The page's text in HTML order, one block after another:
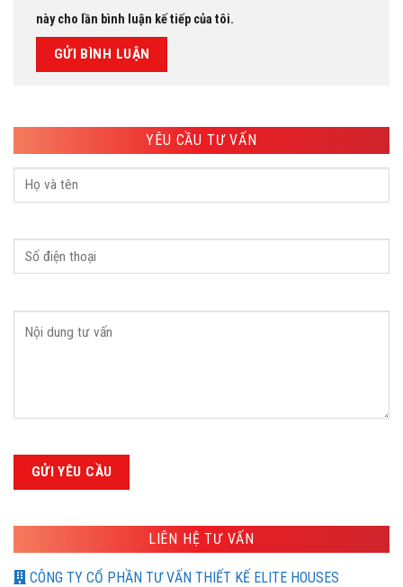
này cho lần bình luận kế tiếp của tôi.
YÊU CẦU TƯ VẤN
LIÊN HỆ TƯ VẤN
CÔNG TY CỔ PHẦN TƯ VẤN THIẾT KẾ ELITE HOUSES